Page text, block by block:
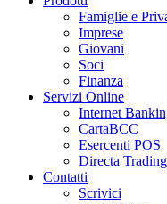
Famiglie e
Imprese
Giovani
Soci
Finanza
Servizi Online
Internet
CartaBCC
Esercenti POS
Directa Trading
Contatti
Scrivici